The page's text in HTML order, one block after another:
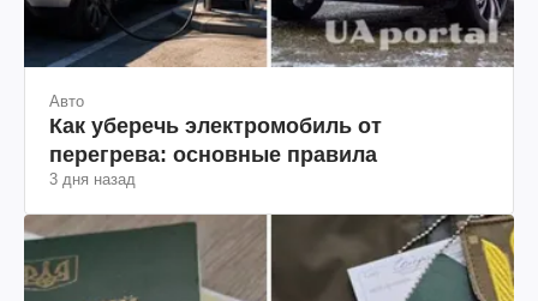
Авто
Как уберечь электромобиль от
перегрева: основные правила
3 дня назад